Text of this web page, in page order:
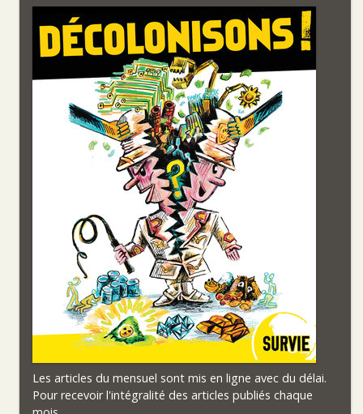
Les articles du mensuel sont mis en ligne avec du délai.
Pour recevoir l'intégralité des articles publiés chaque